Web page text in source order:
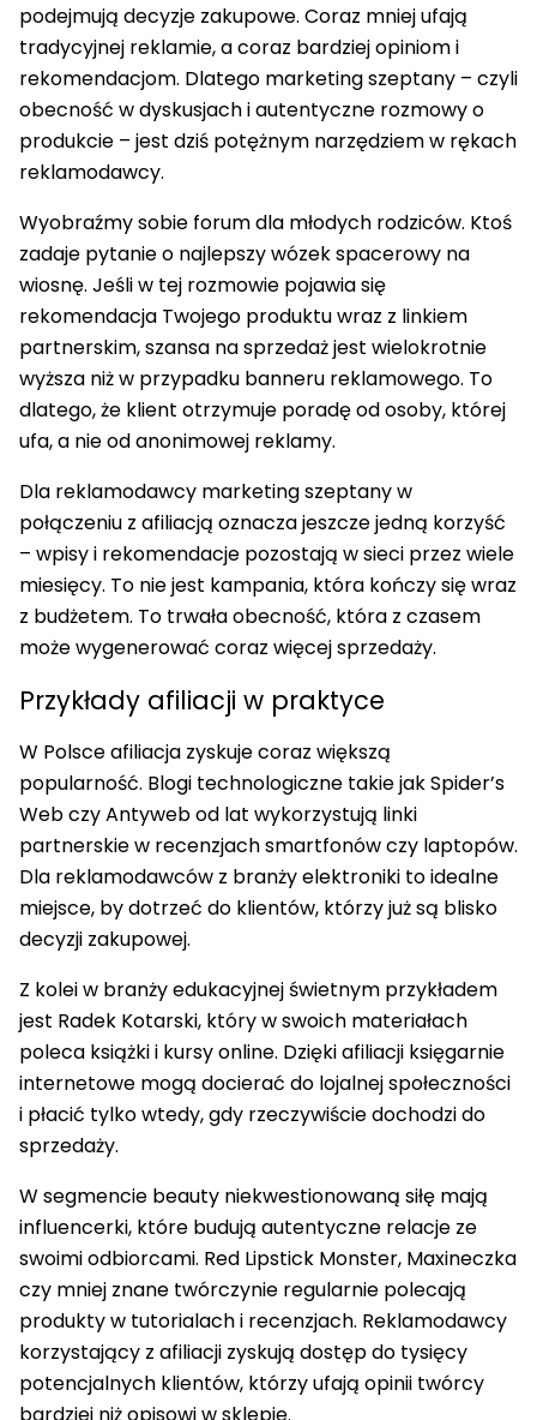
podejmują decyzje zakupowe. Coraz mniej ufają
tradycyjnej reklamie, a coraz bardziej opiniom i
rekomendacjom. Dlatego marketing szeptany – czyli
obecność w dyskusjach i autentyczne rozmowy o
produkcie – jest dziś potężnym narzędziem w rękach
reklamodawcy.
Wyobraźmy sobie forum dla młodych rodziców. Ktoś
zadaje pytanie o najlepszy wózek spacerowy na
wiosnę. Jeśli w tej rozmowie pojawia się
rekomendacja Twojego produktu wraz z linkiem
partnerskim, szansa na sprzedaż jest wielokrotnie
wyższa niż w przypadku banneru reklamowego. To
dlatego, że klient otrzymuje poradę od osoby, której
ufa, a nie od anonimowej reklamy.
Dla reklamodawcy marketing szeptany w
połączeniu z afiliacją oznacza jeszcze jedną korzyść
– wpisy i rekomendacje pozostają w sieci przez wiele
miesięcy. To nie jest kampania, która kończy się wraz
z budżetem. To trwała obecność, która z czasem
może wygenerować coraz więcej sprzedaży.
Przykłady afiliacji w praktyce
W Polsce afiliacja zyskuje coraz większą
popularność. Blogi technologiczne takie jak Spider’s
Web czy Antyweb od lat wykorzystują linki
partnerskie w recenzjach smartfonów czy laptopów.
Dla reklamodawców z branży elektroniki to idealne
miejsce, by dotrzeć do klientów, którzy już są blisko
decyzji zakupowej.
Z kolei w branży edukacyjnej świetnym przykładem
jest Radek Kotarski, który w swoich materiałach
poleca książki i kursy online. Dzięki afiliacji księgarnie
internetowe mogą docierać do lojalnej społeczności
i płacić tylko wtedy, gdy rzeczywiście dochodzi do
sprzedaży.
W segmencie beauty niekwestionowaną siłę mają
influencerki, które budują autentyczne relacje ze
swoimi odbiorcami. Red Lipstick Monster, Maxineczka
czy mniej znane twórczynie regularnie polecają
produkty w tutorialach i recenzjach. Reklamodawcy
korzystający z afiliacji zyskują dostęp do tysięcy
potencjalnych klientów, którzy ufają opinii twórcy